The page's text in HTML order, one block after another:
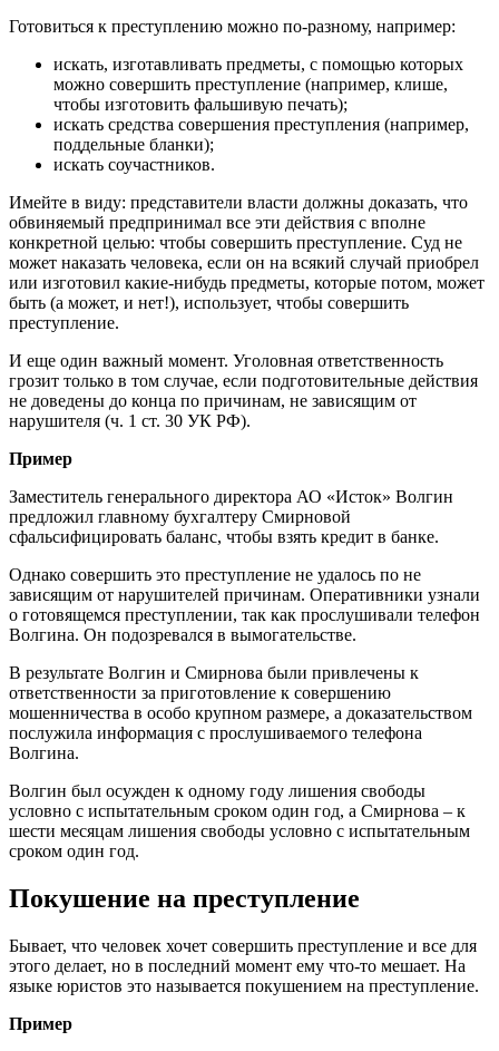
Готовиться к преступлению можно по-разному, например:
искать, изготавливать предметы, с помощью которых
можно совершить преступление (например, клише,
чтобы изготовить фальшивую печать);
искать средства совершения преступления (например,
поддельные бланки);
искать соучастников.
Имейте в виду: представители власти должны доказать, что
обвиняемый предпринимал все эти действия с вполне
конкретной целью: чтобы совершить преступление. Суд не
может наказать человека, если он на всякий случай приобрел
или изготовил какие-нибудь предметы, которые потом, может
быть (а может, и нет!), использует, чтобы совершить
преступление.
И еще один важный момент. Уголовная ответственность
грозит только в том случае, если подготовительные действия
не доведены до конца по причинам, не зависящим от
нарушителя (ч. 1 ст. 30 УК РФ).
Пример
Заместитель генерального директора АО «Исток» Волгин
предложил главному бухгалтеру Смирновой
сфальсифицировать баланс, чтобы взять кредит в банке.
Однако совершить это преступление не удалось по не
зависящим от нарушителей причинам. Оперативники узнали
о готовящемся преступлении, так как прослушивали телефон
Волгина. Он подозревался в вымогательстве.
В результате Волгин и Смирнова были привлечены к
ответственности за приготовление к совершению
мошенничества в особо крупном размере, а доказательством
послужила информация с прослушиваемого телефона
Волгина.
Волгин был осужден к одному году лишения свободы
условно с испытательным сроком один год, а Смирнова – к
шести месяцам лишения свободы условно с испытательным
сроком один год.
Покушение на преступление
Бывает, что человек хочет совершить преступление и все для
этого делает, но в последний момент ему что-то мешает. На
языке юристов это называется покушением на преступление.
Пример